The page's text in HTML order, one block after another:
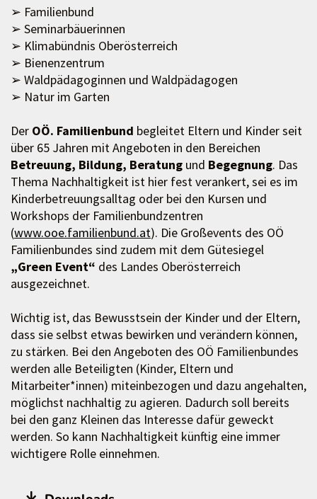
➢ Familienbund
➢ Seminarbäuerinnen
➢ Klimabündnis Oberösterreich
➢ Bienenzentrum
➢ Waldpädagoginnen und Waldpädagogen
➢ Natur im Garten
Der OÖ. Familienbund begleitet Eltern und Kinder seit
über 65 Jahren mit Angeboten in den Bereichen
Betreuung, Bildung, Beratung und Begegnung. Das
Thema Nachhaltigkeit ist hier fest verankert, sei es im
Kinderbetreuungsalltag oder bei den Kursen und
Workshops der Familienbundzentren
(www.ooe.familienbund.at). Die Großevents des OÖ
Familienbundes sind zudem mit dem Gütesiegel
„Green Event“ des Landes Oberösterreich
ausgezeichnet.
Wichtig ist, das Bewusstsein der Kinder und der Eltern,
dass sie selbst etwas bewirken und verändern können,
zu stärken. Bei den Angeboten des OÖ Familienbundes
werden alle Beteiligten (Kinder, Eltern und
Mitarbeiter*innen) miteinbezogen und dazu angehalten,
möglichst nachhaltig zu agieren. Dadurch soll bereits
bei den ganz Kleinen das Interesse dafür geweckt
werden. So kann Nachhaltigkeit künftig eine immer
wichtigere Rolle einnehmen.